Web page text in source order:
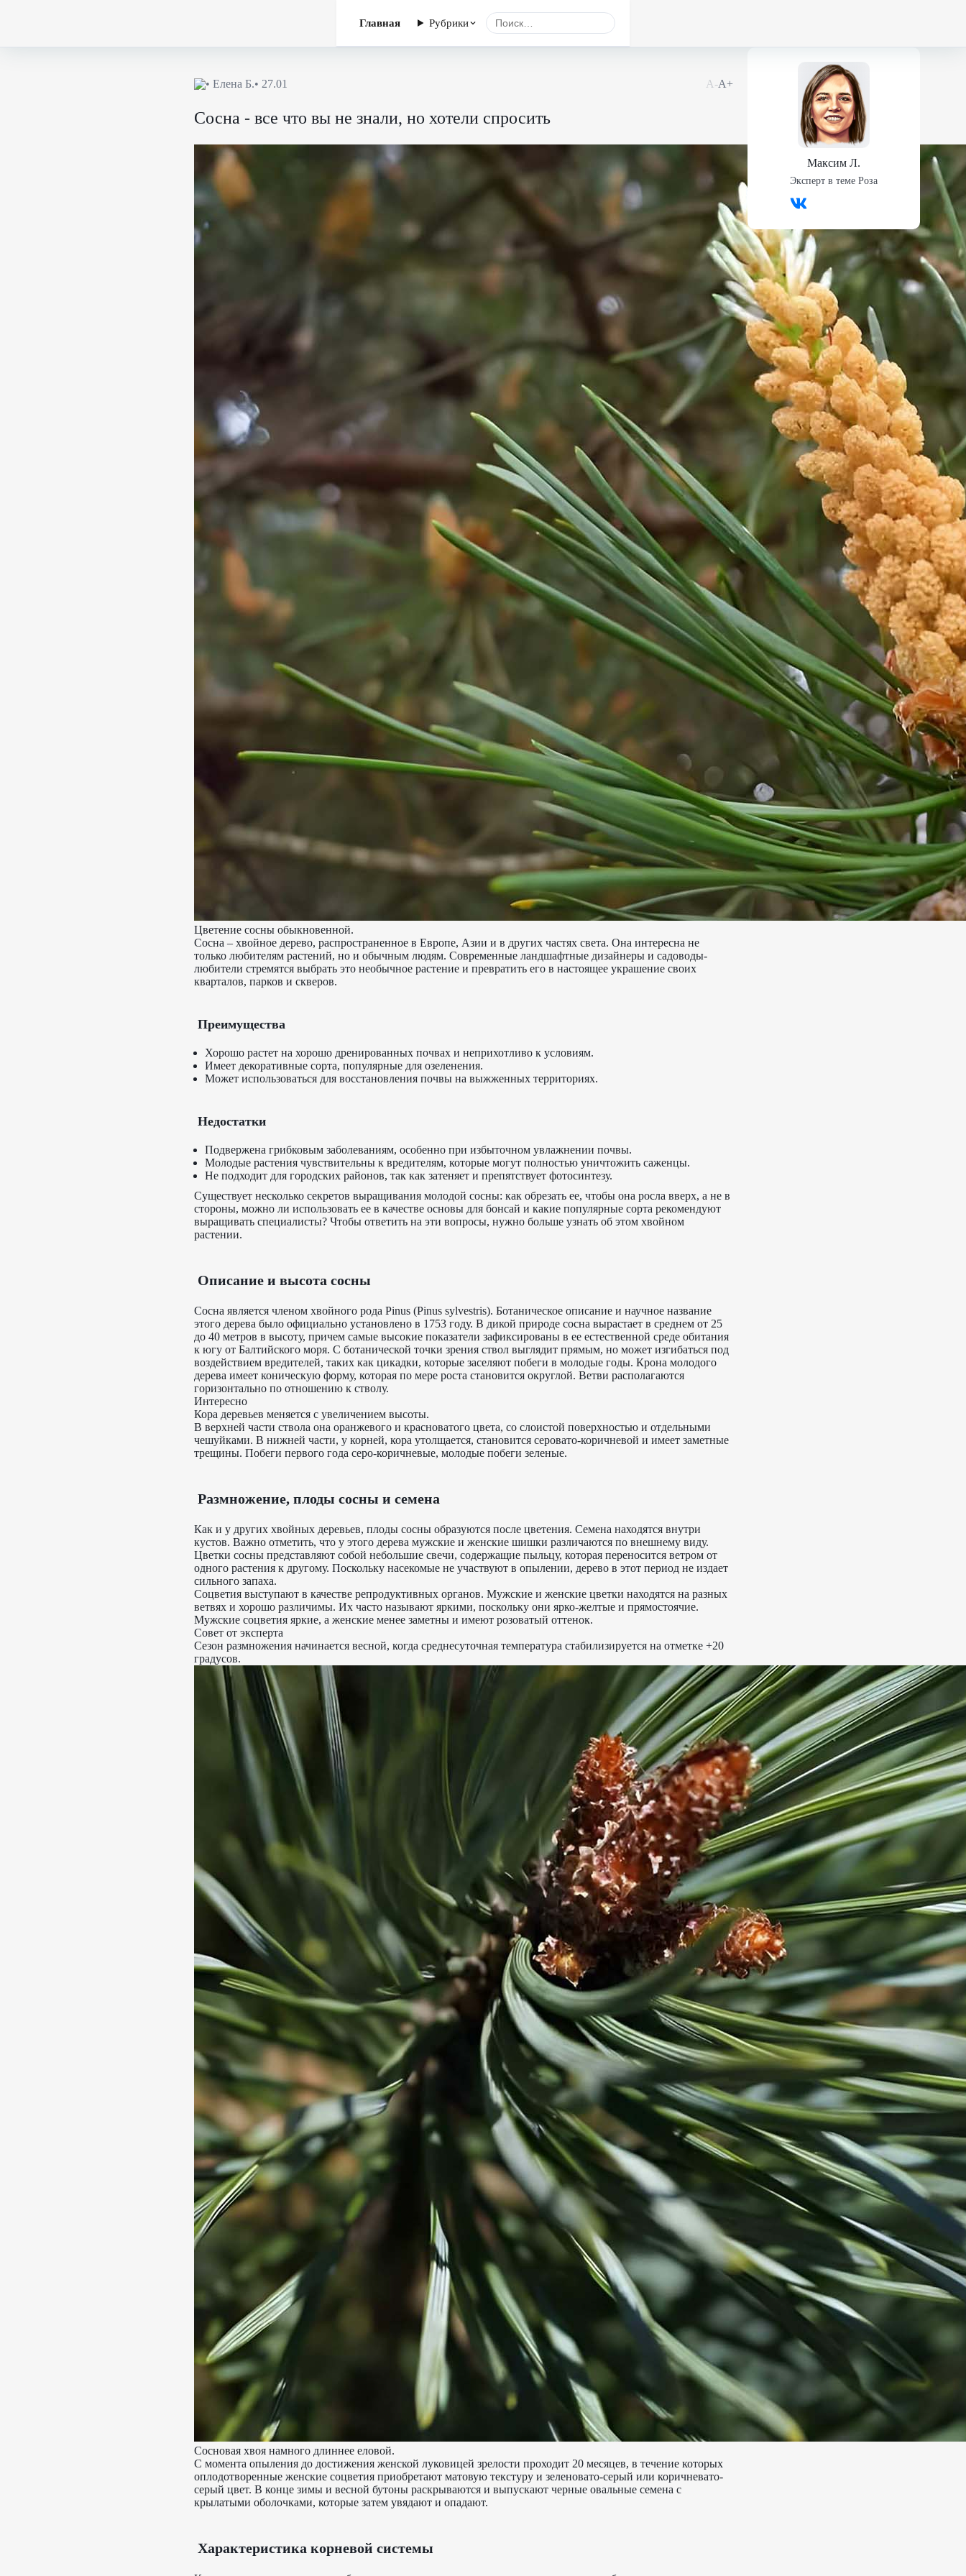
Главная Рубрики
• Елена Б.• 27.01 А-А+
Сосна - все что вы не знали, но хотели спросить
Цветение сосны обыкновенной.
Сосна – хвойное дерево, распространенное в Европе, Азии и в других частях света. Она интересна не
только любителям растений, но и обычным людям. Современные ландшафтные дизайнеры и садоводы-
любители стремятся выбрать это необычное растение и превратить его в настоящее украшение своих
кварталов, парков и скверов.
Преимущества
Хорошо растет на хорошо дренированных почвах и неприхотливо к условиям.
Имеет декоративные сорта, популярные для озеленения.
Может использоваться для восстановления почвы на выжженных территориях.
Недостатки
Подвержена грибковым заболеваниям, особенно при избыточном увлажнении почвы.
Молодые растения чувствительны к вредителям, которые могут полностью уничтожить саженцы.
Не подходит для городских районов, так как затеняет и препятствует фотосинтезу.
Существует несколько секретов выращивания молодой сосны: как обрезать ее, чтобы она росла вверх, а не в
стороны, можно ли использовать ее в качестве основы для бонсай и какие популярные сорта рекомендуют
выращивать специалисты? Чтобы ответить на эти вопросы, нужно больше узнать об этом хвойном
растении.
Описание и высота сосны
Сосна является членом хвойного рода Pinus (Pinus sylvestris). Ботаническое описание и научное название
этого дерева было официально установлено в 1753 году. В дикой природе сосна вырастает в среднем от 25
до 40 метров в высоту, причем самые высокие показатели зафиксированы в ее естественной среде обитания
к югу от Балтийского моря. С ботанической точки зрения ствол выглядит прямым, но может изгибаться под
воздействием вредителей, таких как цикадки, которые заселяют побеги в молодые годы. Крона молодого
дерева имеет коническую форму, которая по мере роста становится округлой. Ветви располагаются
горизонтально по отношению к стволу.
Интересно
Кора деревьев меняется с увеличением высоты.
В верхней части ствола она оранжевого и красноватого цвета, со слоистой поверхностью и отдельными
чешуйками. В нижней части, у корней, кора утолщается, становится серовато-коричневой и имеет заметные
трещины. Побеги первого года серо-коричневые, молодые побеги зеленые.
Размножение, плоды сосны и семена
Как и у других хвойных деревьев, плоды сосны образуются после цветения. Семена находятся внутри
кустов. Важно отметить, что у этого дерева мужские и женские шишки различаются по внешнему виду.
Цветки сосны представляют собой небольшие свечи, содержащие пыльцу, которая переносится ветром от
одного растения к другому. Поскольку насекомые не участвуют в опылении, дерево в этот период не издает
сильного запаха.
Соцветия выступают в качестве репродуктивных органов. Мужские и женские цветки находятся на разных
ветвях и хорошо различимы. Их часто называют яркими, поскольку они ярко-желтые и прямостоячие.
Мужские соцветия яркие, а женские менее заметны и имеют розоватый оттенок.
Совет от эксперта
Сезон размножения начинается весной, когда среднесуточная температура стабилизируется на отметке +20
градусов.
Сосновая хвоя намного длиннее еловой.
С момента опыления до достижения женской луковицей зрелости проходит 20 месяцев, в течение которых
оплодотворенные женские соцветия приобретают матовую текстуру и зеленовато-серый или коричневато-
серый цвет. В конце зимы и весной бутоны раскрываются и выпускают черные овальные семена с
крылатыми оболочками, которые затем увядают и опадают.
Характеристика корневой системы
Максим Л.
Эксперт в теме Роза